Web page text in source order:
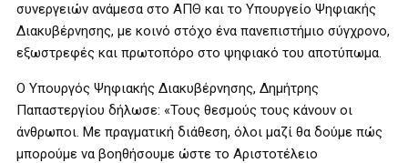
συνεργειών ανάμεσα στο ΑΠΘ και το Υπουργείο Ψηφιακής
Διακυβέρνησης, με κοινό στόχο ένα πανεπιστήμιο σύγχρονο,
εξωστρεφές και πρωτοπόρο στο ψηφιακό του αποτύπωμα.
Ο Υπουργός Ψηφιακής Διακυβέρνησης, Δημήτρης
Παπαστεργίου δήλωσε: «Τους θεσμούς τους κάνουν οι
άνθρωποι. Με πραγματική διάθεση, όλοι μαζί θα δούμε πώς
μπορούμε να βοηθήσουμε ώστε το Αριστοτέλειο